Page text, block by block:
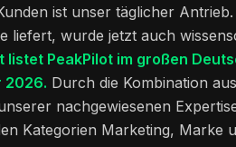
ist unser täglicher
liefert, wurde jetzt auch
listet PeakPilot im großen
2026. Durch die Kombination
nachgewiesenen
Kategorien Marketing, Marke